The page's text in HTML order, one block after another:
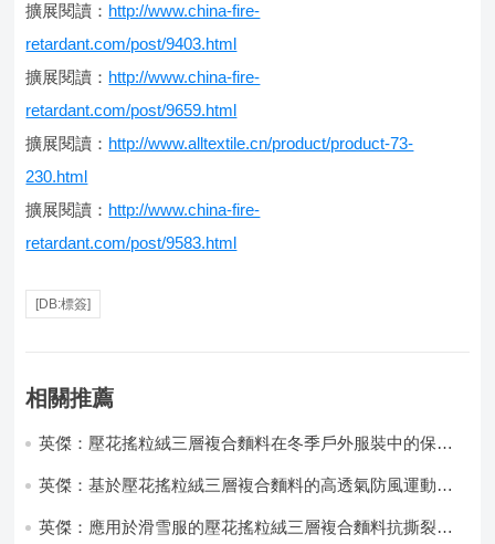
擴展閱讀： http://www.china-fire-
retardant.com/post/9403.html
擴展閱讀： http://www.china-fire-
retardant.com/post/9659.html
擴展閱讀： http://www.alltextile.cn/product/product-73-
230.html
擴展閱讀： http://www.china-fire-
retardant.com/post/9583.html
[DB:標簽]
相關推薦
英傑：壓花搖粒絨三層複合麵料在冬季戶外服裝中的保暖
英傑：基於壓花搖粒絨三層複合麵料的高透氣防風運動服
英傑：應用於滑雪服的壓花搖粒絨三層複合麵料抗撕裂與